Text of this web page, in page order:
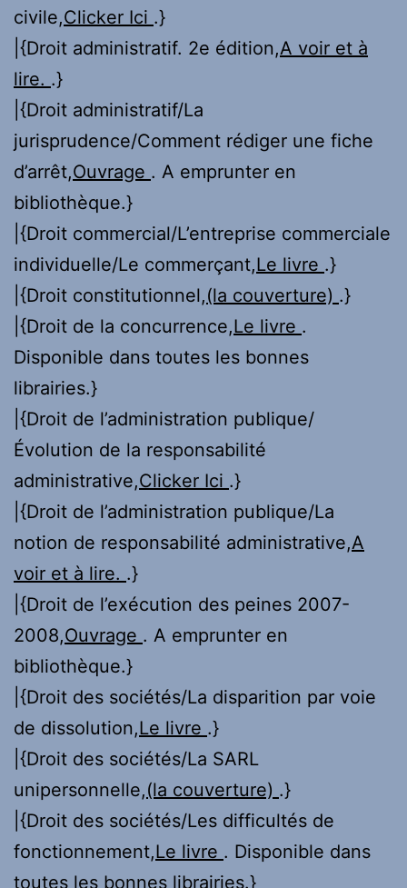
civile,Clicker Ici .}
|{Droit administratif. 2e édition,A voir et à
lire. .}
|{Droit administratif/La
jurisprudence/Comment rédiger une fiche
d’arrêt,Ouvrage . A emprunter en
bibliothèque.}
|{Droit commercial/L’entreprise commerciale
individuelle/Le commerçant,Le livre .}
|{Droit constitutionnel,(la couverture) .}
|{Droit de la concurrence,Le livre .
Disponible dans toutes les bonnes
librairies.}
|{Droit de l’administration publique/
Évolution de la responsabilité
administrative,Clicker Ici .}
|{Droit de l’administration publique/La
notion de responsabilité administrative,A
voir et à lire. .}
|{Droit de l’exécution des peines 2007-
2008,Ouvrage . A emprunter en
bibliothèque.}
|{Droit des sociétés/La disparition par voie
de dissolution,Le livre .}
|{Droit des sociétés/La SARL
unipersonnelle,(la couverture) .}
|{Droit des sociétés/Les difficultés de
fonctionnement,Le livre . Disponible dans
toutes les bonnes librairies.}